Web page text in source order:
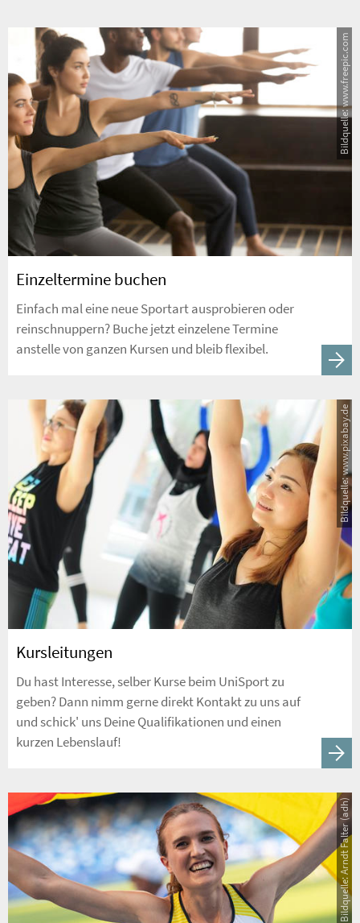
Einzeltermine buchen
Einfach mal eine neue Sportart ausprobieren oder
reinschnuppern? Buche jetzt einzelene Termine
anstelle von ganzen Kursen und bleib flexibel.
Bildquelle: www.freepic.com
Kursleitungen
Du hast Interesse, selber Kurse beim UniSport zu
geben? Dann nimm gerne direkt Kontakt zu uns auf
und schick' uns Deine Qualifikationen und einen
kurzen Lebenslauf!
Bildquelle: www.pixabay.de
Bildquelle: Arndt Falter (adh)